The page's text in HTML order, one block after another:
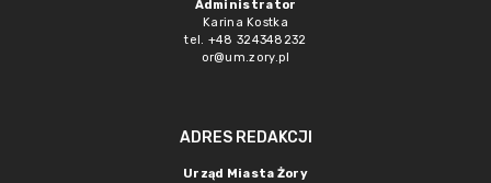
Administrator
Karina Kostka
tel. +48 324348232
or@um.zory.pl
ADRES REDAKCJI
Urząd Miasta Żory